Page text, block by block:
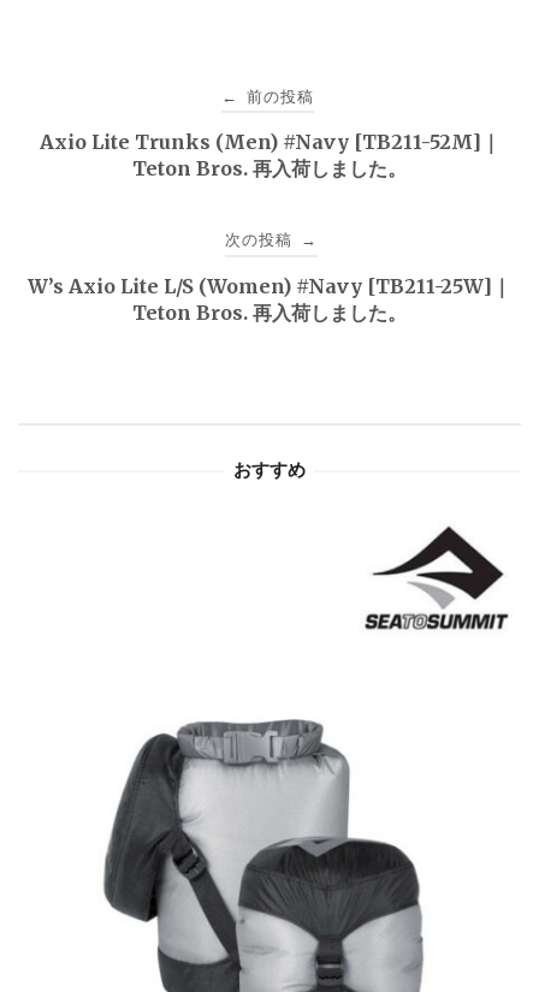
ゲ
← 前の投稿
Axio Lite Trunks (Men) #Navy [TB211-52M]｜
Teton Bros. 再入荷しました。
次の投稿 →
W’s Axio Lite L/S (Women) #Navy [TB211-25W]｜
Teton Bros. 再入荷しました。
おすすめ